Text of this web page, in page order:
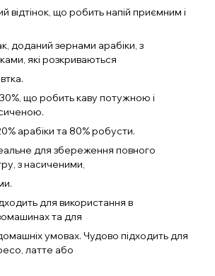
відтінок, що робить напій приємним і
доданий зернами арабіки, з
які розкриваються
що робить каву потужною і
арабіки та 80% робусти.
для збереження повного
з насиченими,
для використання в
та для
умовах. Чудово підходить для
латте або